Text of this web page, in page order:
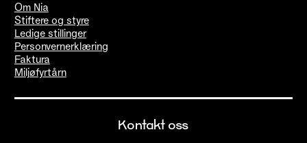
Om Nia
Stiftere og styre
Ledige stillinger
Personvernerklæring
Faktura
Miljøfyrtårn
Kontakt oss